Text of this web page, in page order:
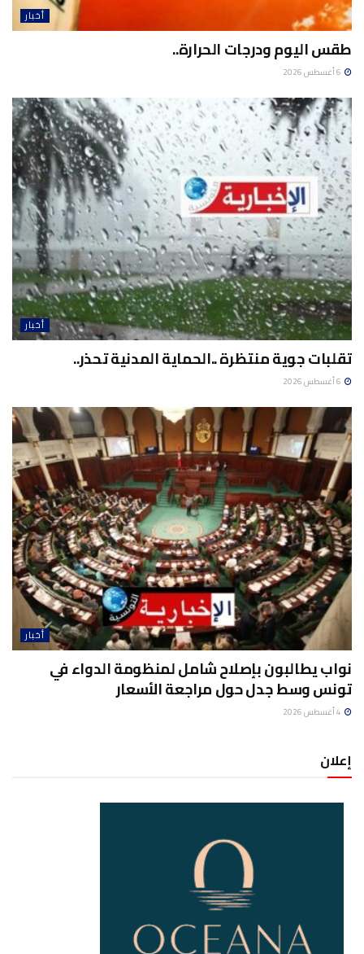
أخبار
طقس اليوم ودرجات الحرارة..
أخبار
تقلبات جوية منتظرة ..الحماية المدنية تحذر..
أخبار
نواب يطالبون بإصلاح شامل لمنظومة الدواء في
تونس وسط جدل حول مراجعة الأسعار
إعلان